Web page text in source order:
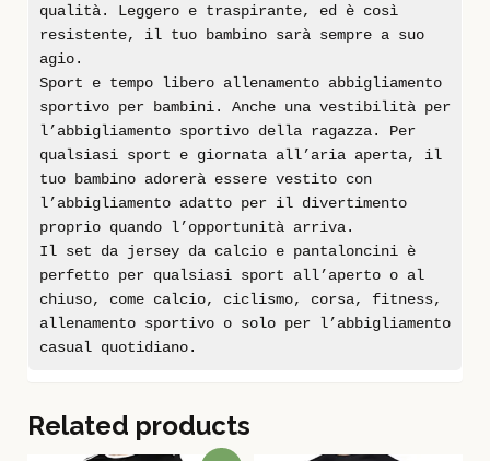
qualità. Leggero e traspirante, ed è così
resistente, il tuo bambino sarà sempre a suo
agio.
Sport e tempo libero allenamento abbigliamento
sportivo per bambini. Anche una vestibilità per
l’abbigliamento sportivo della ragazza. Per
qualsiasi sport e giornata all’aria aperta, il
tuo bambino adorerà essere vestito con
l’abbigliamento adatto per il divertimento
proprio quando l’opportunità arriva.
Il set da jersey da calcio e pantaloncini è
perfetto per qualsiasi sport all’aperto o al
chiuso, come calcio, ciclismo, corsa, fitness,
allenamento sportivo o solo per l’abbigliamento
casual quotidiano.
Related products